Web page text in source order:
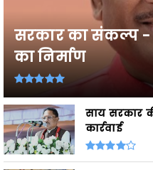
सरकार का संकल्प -
का निर्माण
साय सरकार
कार्रवाई